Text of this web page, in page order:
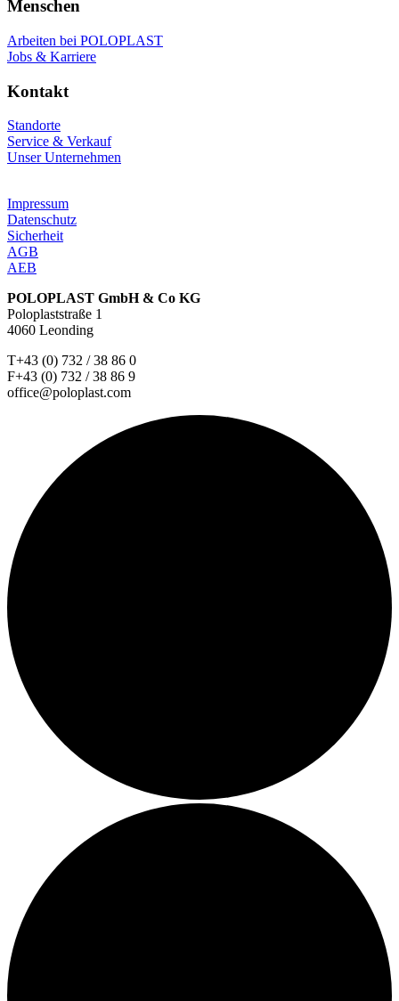
Menschen
Arbeiten bei POLOPLAST
Jobs & Karriere
Kontakt
Standorte
Service & Verkauf
Unser Unternehmen
Impressum
Datenschutz
Sicherheit
AGB
AEB
POLOPLAST GmbH & Co KG
Poloplaststraße 1
4060 Leonding
T+43 (0) 732 / 38 86 0
F+43 (0) 732 / 38 86 9
office@poloplast.com